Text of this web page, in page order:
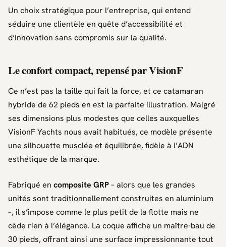
Un choix stratégique pour l’entreprise, qui entend
séduire une clientèle en quête d’accessibilité et
d’innovation sans compromis sur la qualité.
Le confort compact, repensé par VisionF
Ce n’est pas la taille qui fait la force, et ce catamaran
hybride de 62 pieds en est la parfaite illustration. Malgré
ses dimensions plus modestes que celles auxquelles
VisionF Yachts nous avait habitués, ce modèle présente
une silhouette musclée et équilibrée, fidèle à l’ADN
esthétique de la marque.
Fabriqué en composite GRP– alors que les grandes
unités sont traditionnellement construites en aluminium
–, il s’impose comme le plus petit de la flotte mais ne
cède rien à l’élégance. La coque affiche un maître-bau de
30 pieds, offrant ainsi une surface impressionnante tout